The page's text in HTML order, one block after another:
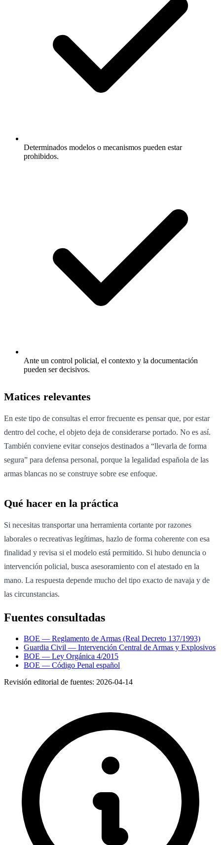
Determinados modelos o mecanismos pueden estar
prohibidos.
Ante un control policial, el contexto y la documentación
pueden ser decisivos.
Matices relevantes
En este tipo de consultas el error frecuente es pensar que, por estar
dentro del coche, el objeto deja de considerarse portado. No es así.
También conviene evitar consejos destinados a “llevarla de forma
segura” para defensa personal, porque la legalidad española de las
armas blancas no se construye sobre ese enfoque.
Qué hacer en la práctica
Si necesitas transportar una herramienta cortante por razones
laborales o recreativas legítimas, hazlo de forma coherente con esa
finalidad y revisa si el modelo está permitido. Si hubo denuncia o
intervención policial, busca asesoramiento con el atestado en la
mano. La respuesta depende mucho del tipo exacto de navaja y de
las circunstancias.
Fuentes consultadas
BOE — Reglamento de Armas (Real Decreto 137/1993)
Guardia Civil — Intervención Central de Armas y Explosivos
BOE — Ley Orgánica 4/2015
BOE — Código Penal español
Revisión editorial de fuentes: 2026-04-14